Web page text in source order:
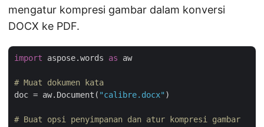
mengatur kompresi gambar dalam konversi
DOCX ke PDF.
import aspose.words as aw
# Muat dokumen kata
doc = aw.Document( "calibre.docx" )
# Buat opsi penyimpanan dan atur kompresi gambar